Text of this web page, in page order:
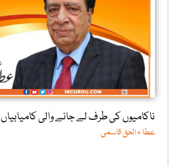
ناکامیوں کی طرف لے جانے والی کامیابیاں
عطا ء الحق قاسمی